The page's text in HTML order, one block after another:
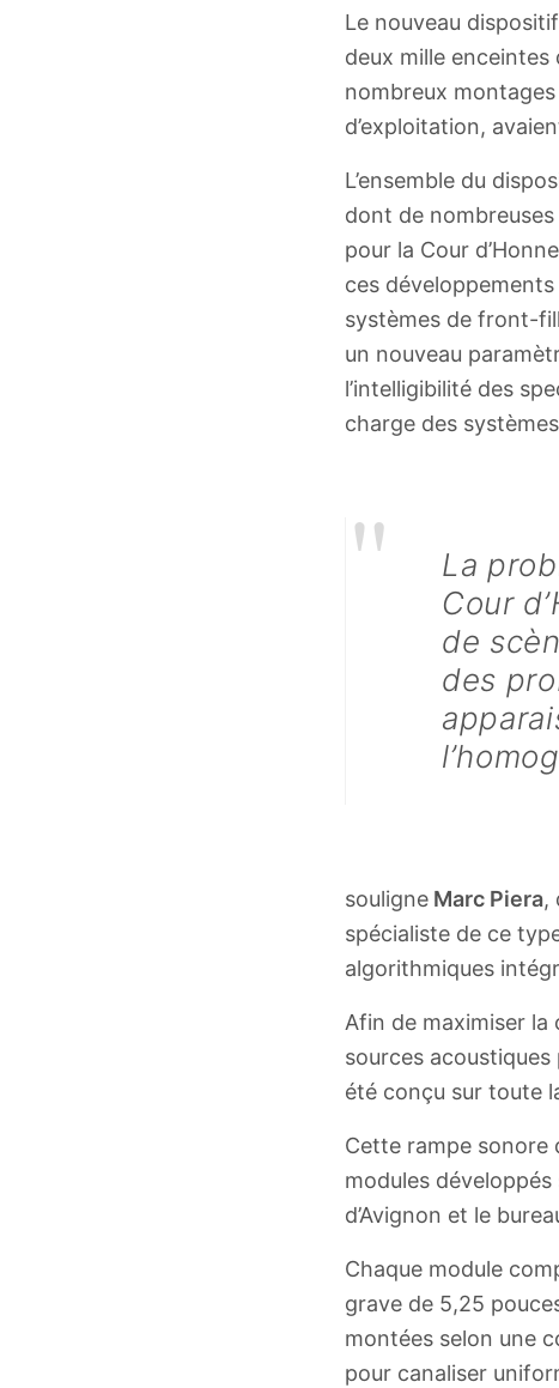
Le nouveau
deux mille enceintes
nombreux
d’exploitation,
L’ensemble du
dont de
pour la Cour
ces
systèmes de front-
un nouveau
l’intelligibilité des
charge des
"
La
Cour
de
des
souligne Marc Piera,
spécialiste de ce
algorithmiques
Afin de maximiser la
sources
été conçu sur toute
Cette rampe
modules
d’Avignon et le
Chaque module
grave de 5,25
montées selon une
pour canaliser